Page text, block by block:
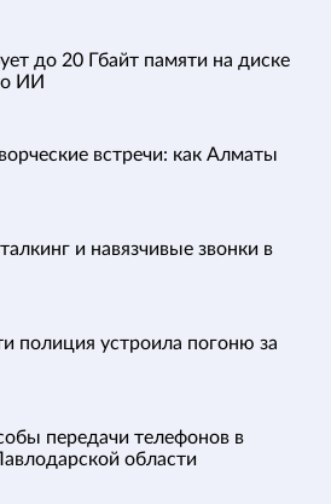
до 20 Гбайт памяти на диске
ИИ
встречи: как Алматы
и навязчивые звонки в
полиция устроила погоню за
передачи телефонов в
области